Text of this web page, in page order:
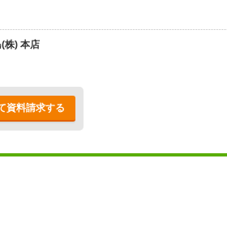
株) 本店
資料請求する